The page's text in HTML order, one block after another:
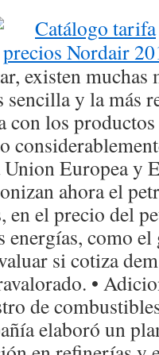
existen muchas
y la más
con los
Europea y
ahora el
en el precio del
energías, como
si cotiza
•
de
elaboró un